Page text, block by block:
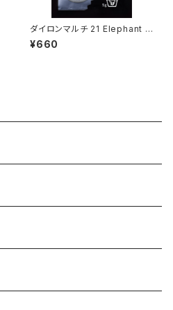
ダイロンマルチ 21 Elephant G
rey
¥660